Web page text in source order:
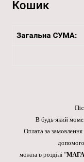
Кошик
Загальна СУМА:
В будь-який
Оплата за
можна в розділі "